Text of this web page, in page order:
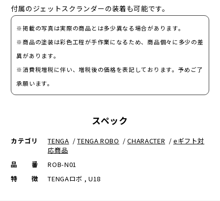
付属のジェットスクランダーの装着も可能です。
※掲載の写真は実際の商品とは多少異なる場合があります。
※商品の塗装は彩色工程が手作業になるため、商品個々に多少の差
異があります。
※消費税増税に伴い、増税後の価格を表記しております。予めご了
承願います。
スペック
カテゴリ TENGA /TENGA ROBO /CHARACTER / eギフト対
応商品
品番
ROB-N01
特徴
TENGAロボ , U18